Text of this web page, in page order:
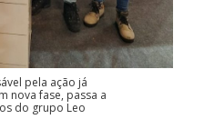
pela ação já
nova fase, passa a
do grupo Leo